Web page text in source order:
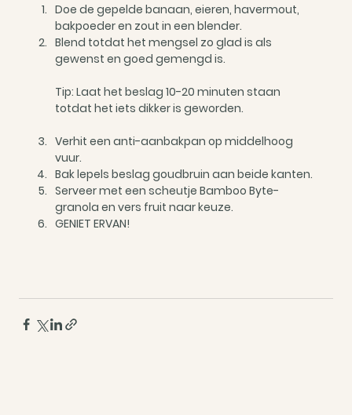
Doe de gepelde banaan, eieren, havermout,
bakpoeder en zout in een blender.
Blend totdat het mengsel zo glad is als
gewenst en goed gemengd is.
Tip: Laat het beslag 10-20 minuten staan
totdat het iets dikker is geworden.
Verhit een anti-aanbakpan op middelhoog
vuur.
Bak lepels beslag goudbruin aan beide kanten.
Serveer met een scheutje Bamboo Byte-
granola en vers fruit naar keuze.
GENIET ERVAN!